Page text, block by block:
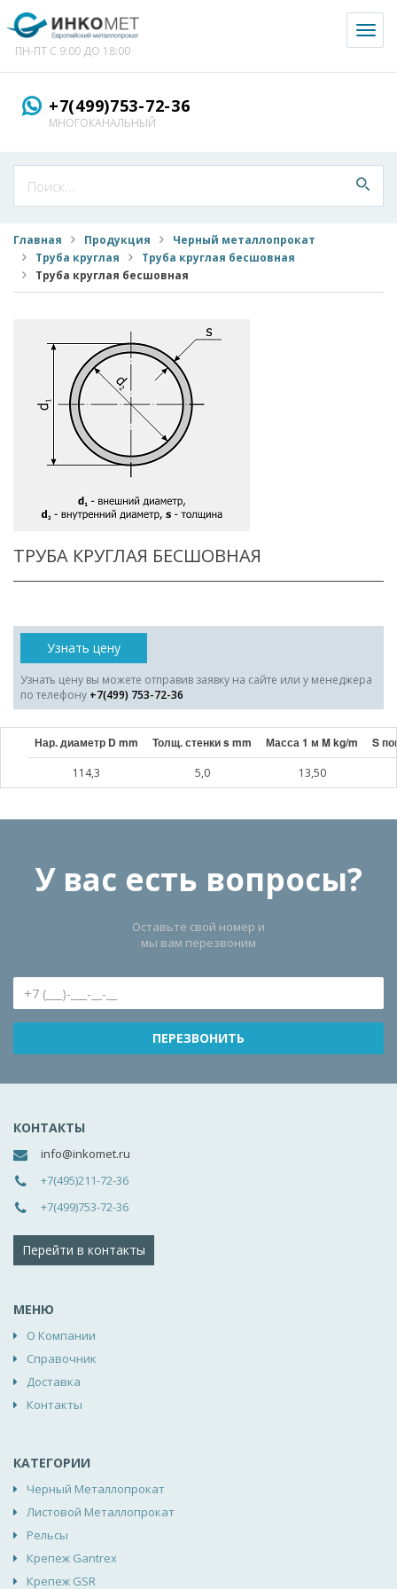
ПН-ПТ С 9:00 ДО 18:00
+7(499)753-72-36
МНОГОКАНАЛЬНЫЙ
Главная Продукция
Черный металлопрокат
Труба круглая
Труба круглая бесшовная
Труба круглая бесшовная
ТРУБА КРУГЛАЯ БЕСШОВНАЯ
Узнать цену
Узнать цену вы можете отправив заявку на сайте или у менеджера
по телефону +7(499) 753-72-36
Нар. диаметр D mm Толщ. стенки s mm Масса 1 м M kg/m S
114,3 5,0 13,50
У вас есть вопросы?
Оставьте свой номер и
мы вам перезвоним
КОНТАКТЫ
info@inkomet.ru
+7(495)211-72-36
+7(499)753-72-36
Перейти в контакты
МЕНЮ
О Компании
Справочник
Доставка
Контакты
КАТЕГОРИИ
Черный Металлопрокат
Листовой Металлопрокат
Рельсы
Крепеж Gantrex
Крепеж GSR